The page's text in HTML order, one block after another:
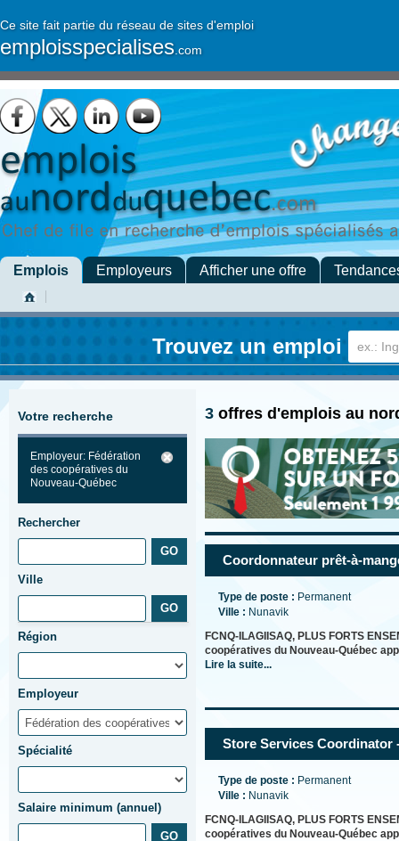
Ce site fait partie du réseau de sites d'emploi
emploisspecialises .com
Emplois Employeurs Afficher une offre
Trouvez un emploi
Votre recherche
Employeur: Fédération
des coopératives du
Nouveau-Québec
Rechercher
Ville
Région
Employeur
Spécialité
Salaire minimum (annuel)
3 offres d'emplois au
Coordonnateur prêt-à-
Type de poste : Permanent
Ville : Nunavik
FCNQ-ILAGIISAQ, PLUS FORTS
coopératives du Nouveau-Québec
Lire la suite...
Store Services Coordinator
Type de poste : Permanent
Ville : Nunavik
FCNQ-ILAGIISAQ, PLUS FORTS
coopératives du Nouveau-Québec